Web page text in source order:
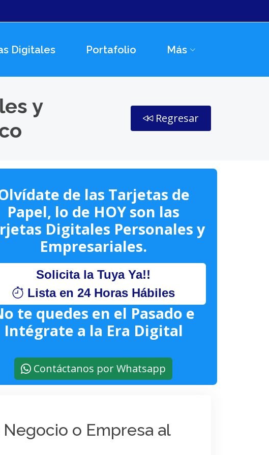
Digitales Portafolio Más
y
Regresar
de las Tarjetas de
Papel, lo de HOY son las
Digitales Personales y
Empresariales.
Solicita la Tuya Ya!!
Lista en 24 Horas Hábiles
te quedes en el Pasado e
Intégrate a la Era Digital
Contáctanos por Whatsapp
o Empresa al